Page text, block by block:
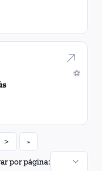
⚽
por página:
> »